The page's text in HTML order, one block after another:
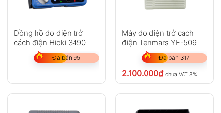
Đồng hồ đo điện trở
cách điện Hioki 3490
Đã bán 95
Máy đo điện trở cách
điện Tenmars YF-509
Đã bán 317
2.100.000₫ chưa VAT 8%